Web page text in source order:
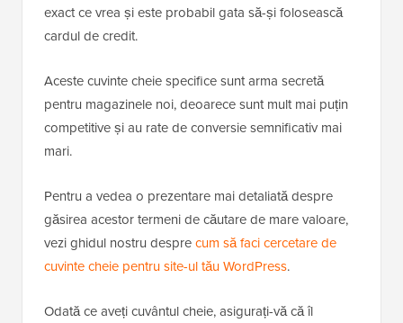
exact ce vrea și este probabil gata să-și folosească
cardul de credit.
Aceste cuvinte cheie specifice sunt arma secretă
pentru magazinele noi, deoarece sunt mult mai puțin
competitive și au rate de conversie semnificativ mai
mari.
Pentru a vedea o prezentare mai detaliată despre
găsirea acestor termeni de căutare de mare valoare,
vezi ghidul nostru desprecum să faci cercetare de
cuvinte cheie pentru site-ul tău WordPress.
Odată ce aveți cuvântul cheie, asigurați-vă că îl